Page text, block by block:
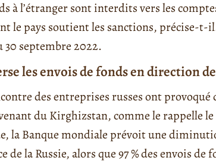
à l’étranger sont interdits vers les
le pays soutient les sanctions, précise-t-il.
30 septembre 2022.
les envois de fonds en direction de
des entreprises russes ont
du Kirghizstan, comme le rappelle
la Banque mondiale prévoit une
la Russie, alors que 97 % des envois de